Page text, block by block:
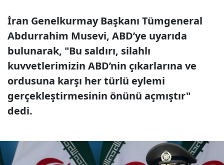
İran Genelkurmay Başkanı Tümgeneral
Abdurrahim Musevi, ABD’ye uyarıda
bulunarak, "Bu saldırı, silahlı
kuvvetlerimizin ABD’nin çıkarlarına ve
ordusuna karşı her türlü eylemi
gerçekleştirmesinin önünü açmıştır"
dedi.